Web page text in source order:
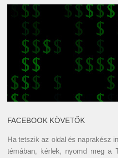
FACEBOOK KÖVETŐK
Ha tetszik az oldal és naprakész
témában, kérlek, nyomd meg a